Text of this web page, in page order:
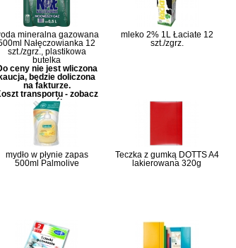
mineralna gazowana
Nałęczowianka 12
szt./zgrz., plastikowa
butelka
ceny nie jest wliczona
będzie doliczona
na fakturze.
transportu - zobacz
szczegóły
mleko 2% 1L Łaciate 12
szt./zgrz.
mydło w płynie zapas
500ml Palmolive
Teczka z gumką DOTTS A4
lakierowana 320g